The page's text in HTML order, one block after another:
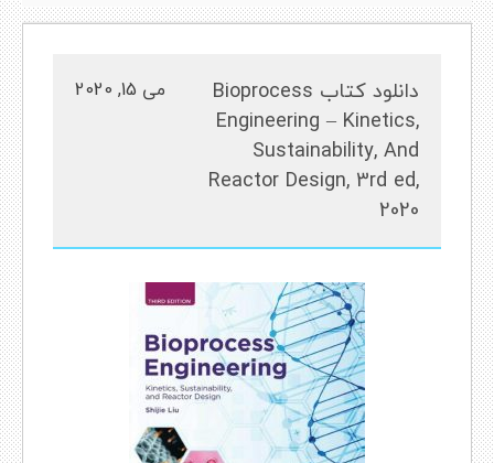
دانلود کتاب Bioprocess
Engineering – Kinetics,
Sustainability, And
Reactor Design, 3rd ed,
2020
می 15, 2020